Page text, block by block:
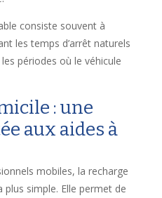
consiste souvent à
les temps d’arrêt naturels
périodes où le véhicule
: une
aux aides à
mobiles, la recharge
simple. Elle permet de